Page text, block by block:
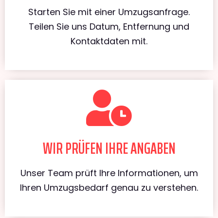
Starten Sie mit einer Umzugsanfrage.
Teilen Sie uns Datum, Entfernung und
Kontaktdaten mit.
WIR PRÜFEN IHRE ANGABEN
Unser Team prüft Ihre Informationen, um
Ihren Umzugsbedarf genau zu verstehen.